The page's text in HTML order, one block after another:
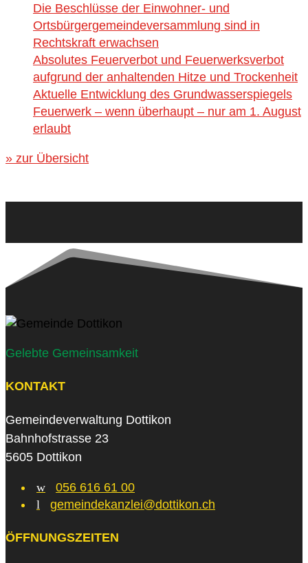
Die Beschlüsse der Einwohner- und
Ortsbürgergemeindeversammlung sind in
Rechtskraft erwachsen
Absolutes Feuerverbot und Feuerwerksverbot
aufgrund der anhaltenden Hitze und Trockenheit
Aktuelle Entwicklung des Grundwasserspiegels
Feuerwerk – wenn überhaupt – nur am 1. August
erlaubt
» zur Übersicht
Gelebte Gemeinsamkeit
KONTAKT
Gemeindeverwaltung Dottikon
Bahnhofstrasse 23
5605 Dottikon
w
056 616 61 00
l
gemeindekanzlei@dottikon.ch
ÖFFNUNGSZEITEN